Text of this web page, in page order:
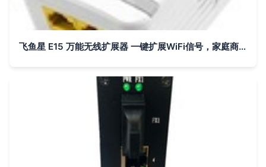
飞鱼星 E15 万能无线扩展器 一键扩展WiFi信号，家庭商旅的完美伴侣